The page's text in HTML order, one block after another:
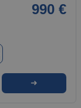
990 €
➜